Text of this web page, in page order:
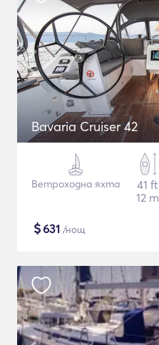
Bavaria Cruiser 42
Ветроходна яхта
41 ft
12 m
$631 /нощ